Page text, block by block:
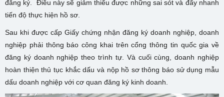
đăng ký. Điều này sẽ giảm thiểu được những sai sót và đẩy nhanh
tiến độ thực hiện hồ sơ.
Sau khi được cấp Giấy chứng nhận đăng ký doanh nghiệp, doanh
nghiệp phải thông báo công khai trên cổng thông tin quốc gia về
đăng ký doanh nghiệp theo trình tự. Và cuối cùng, doanh nghiệp
hoàn thiện thủ tục khắc dấu và nộp hồ sơ thông báo sử dụng mẫu
dấu doanh nghiệp với cơ quan đăng ký kinh doanh.